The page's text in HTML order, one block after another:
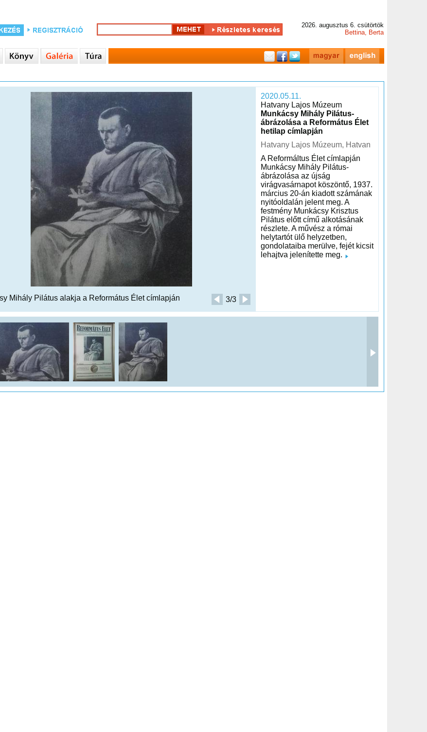
2026. augusztus 6. csütörtök
Bettina, Berta
2020.05.11.
Hatvany Lajos Múzeum
Munkácsy Mihály Pilátus-
ábrázolása a Református Élet
hetilap címlapján
Hatvany Lajos Múzeum, Hatvan
A Reformáltus Élet címlapján
Munkácsy Mihály Pilátus-
ábrázolása az újság
virágvasárnapot köszöntő, 1937.
március 20-án kiadott számának
nyitóoldalán jelent meg. A
festmény Munkácsy Krisztus
Pilátus előtt című alkotásának
részlete. A művész a római
helytartót ülő helyzetben,
gondolataiba merülve, fejét kicsit
lehajtva jelenítette meg.
Mihály Pilátus alakja a Református Élet címlapján 3/3